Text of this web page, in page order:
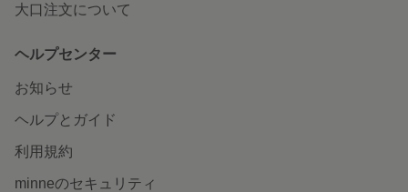
大口注文について
ヘルプセンター
お知らせ
ヘルプとガイド
利用規約
minneのセキュリティ